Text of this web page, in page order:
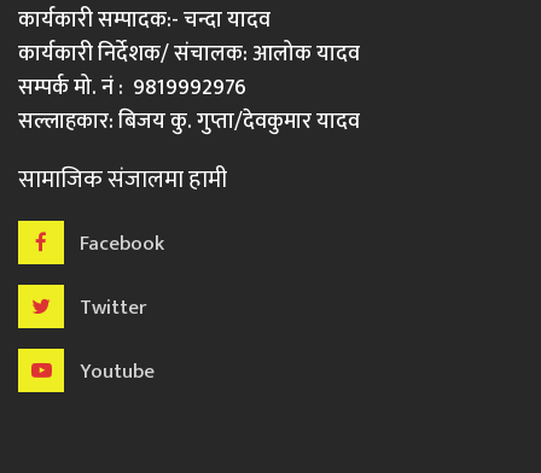
कार्यकारी सम्पादक:- चन्दा यादव
कार्यकारी निर्देशक/ संचालक: आलोक यादव
सम्पर्क मो. नं : 9819992976
सल्लाहकार: बिजय कु. गुप्ता/देवकुमार यादव
सामाजिक संजालमा हामी
Facebook
Twitter
Youtube